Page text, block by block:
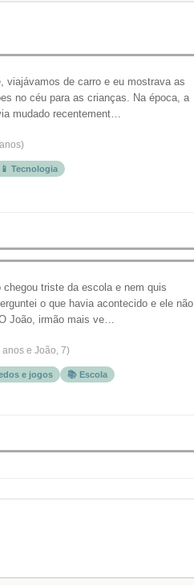
viajávamos de carro e eu mostrava as
no céu para as crianças. Na época, a
mudado recentement…
📱 Tecnologia
chegou triste da escola e nem quis
o que havia acontecido e ele não
João, irmão mais ve…
e João, 7)
e jogos 📚 Escola